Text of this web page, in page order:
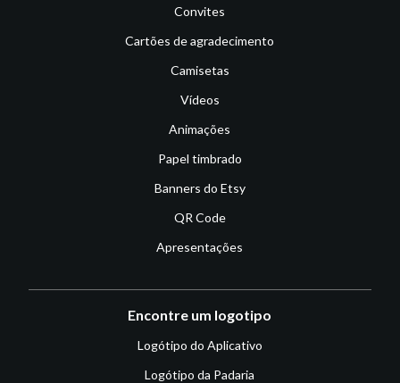
Convites
Cartões de agradecimento
Camisetas
Vídeos
Animações
Papel timbrado
Banners do Etsy
QR Code
Apresentações
Encontre um logotipo
Logótipo do Aplicativo
Logótipo da Padaria